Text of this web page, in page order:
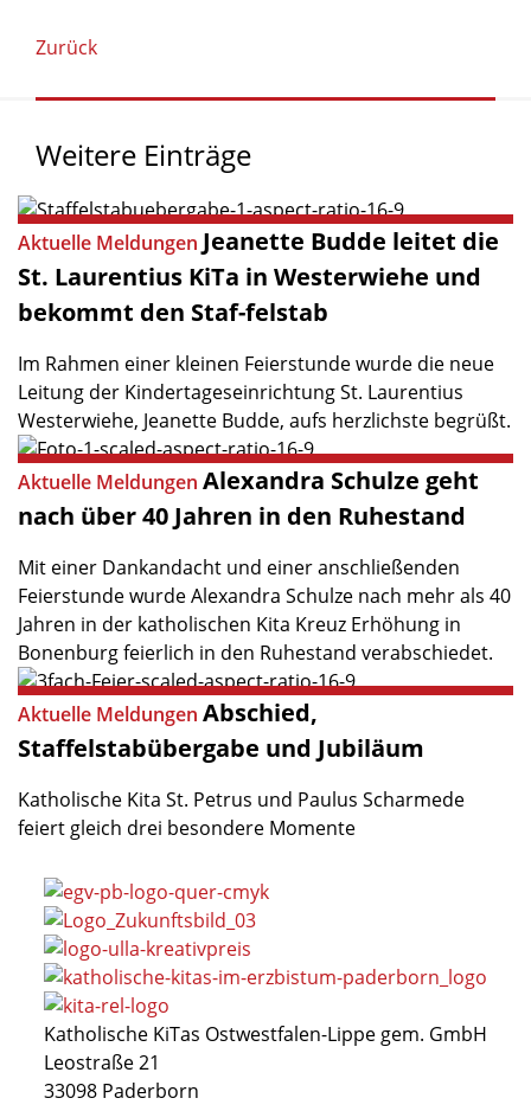
Zurück
Weitere Einträge
Aktuelle Meldungen Jeanette Budde leitet die
St. Laurentius KiTa in Westerwiehe und
bekommt den Staf-felstab
Im Rahmen einer kleinen Feierstunde wurde die neue
Leitung der Kindertageseinrichtung St. Laurentius
Westerwiehe, Jeanette Budde, aufs herzlichste begrüßt.
Aktuelle Meldungen Alexandra Schulze geht
nach über40 Jahren in den Ruhestand
Mit einer Dankandacht und einer anschließenden
Feierstunde wurde Alexandra Schulze nach mehr als 40
Jahren in der katholischen Kita Kreuz Erhöhung in
Bonenburg feierlich in den Ruhestand verabschiedet.
Aktuelle Meldungen Abschied,
Staffelstabübergabe und Jubiläum
Katholische Kita St. Petrus und Paulus Scharmede
feiert gleich drei besondere Momente
Katholische KiTas Ostwestfalen-Lippe gem. GmbH
Leostraße 21
33098 Paderborn